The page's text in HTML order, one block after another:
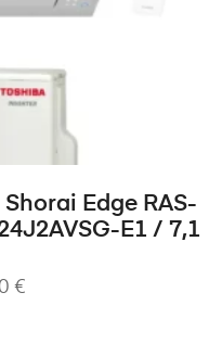
Shorai Edge RAS-
E1 / 7,1
€